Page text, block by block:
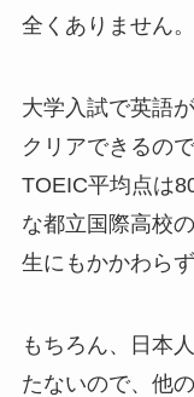
全くありません。
大学入試で英語
クリアできるの
TOEIC平均点は
な都立国際高校
生にもかかわら
もちろん、日本
たないので、他